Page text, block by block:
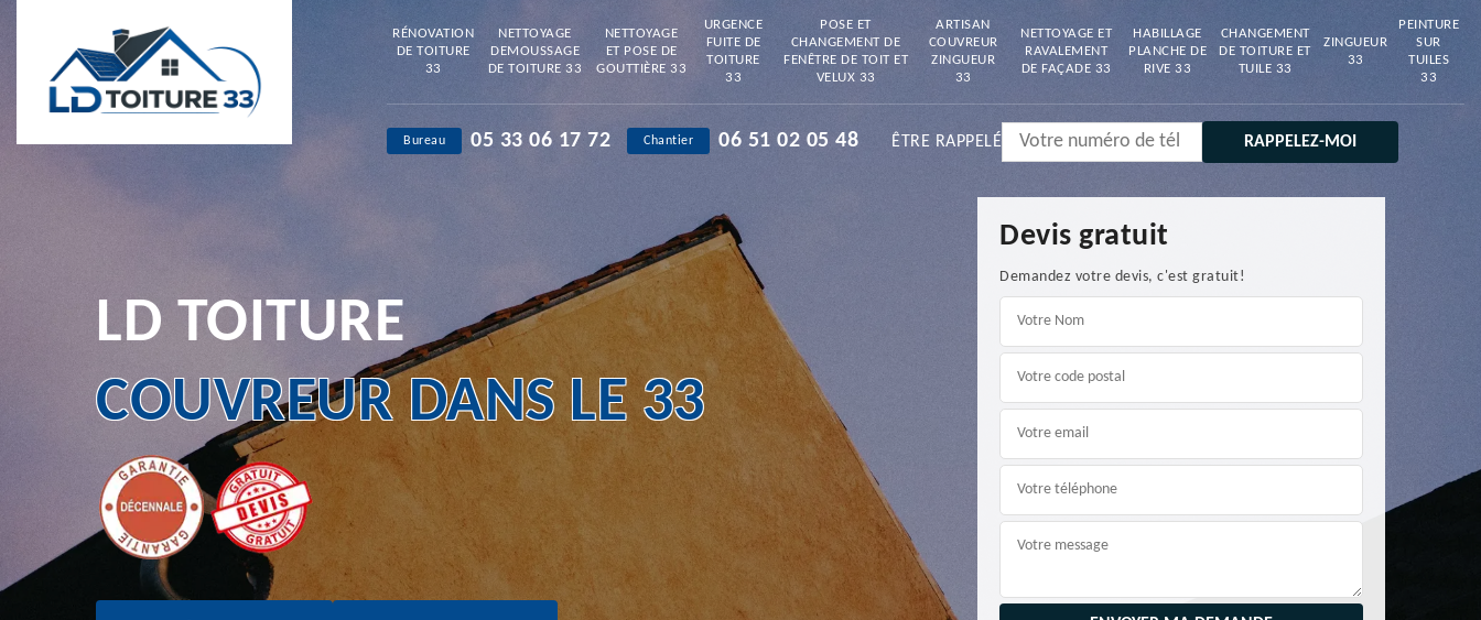
RÉNOVATION
DE TOITURE
33
NETTOYAGE
DEMOUSSAGE
DE TOITURE 33
NETTOYAGE
ET POSE DE
GOUTTIÈRE 33
URGENCE
FUITE DE
TOITURE
33
POSE ET
CHANGEMENT DE
FENÊTRE DE TOIT ET
VELUX 33
ARTISAN
COUVREUR
ZINGUEUR
33
NETTOYAGE ET
RAVALEMENT
DE FAÇADE 33
HABILLAGE
PLANCHE DE
RIVE 33
CHANGEMENT
DE TOITURE ET
TUILE 33
ZINGUEUR
33
PEINTURE
SUR
TUILES
33
Bureau 05 33 06 17 72 Chantier 06 51 02 05 48 ÊTRE RAPPELÉ
LD TOITURE
COUVREUR DANS LE 33
Devis gratuit
Demandez votre devis, c'est gratuit!